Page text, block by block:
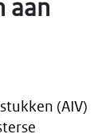
aan
(AIV)